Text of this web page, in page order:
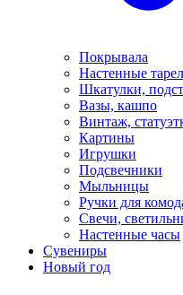
Покрывала
Настенные
Шкатулки,
Вазы, кашпо
Винтаж,
Картины
Игрушки
Подсвечники
Мыльницы
Ручки для
Свечи,
Настенные часы
Сувениры
Новый год